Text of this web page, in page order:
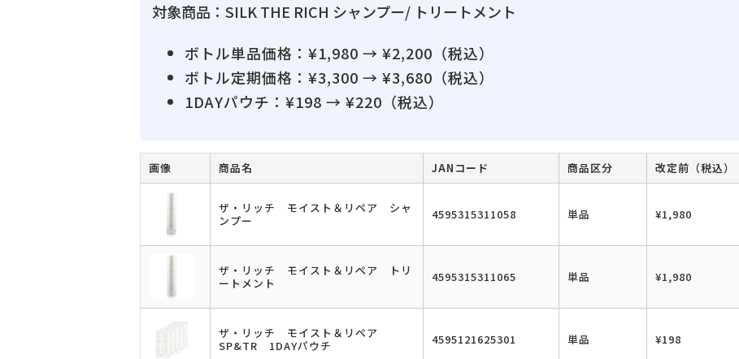
対象商品：SILK THE RICH シャンプー/ トリートメント
ボトル単品価格：¥1,980 → ¥2,200（税込）
ボトル定期価格：¥3,300 → ¥3,680（税込）
1DAYパウチ：¥198 → ¥220（税込）
画像 商品名 JANコード 商品区分 改定前（税込）
ザ・リッチ モイスト＆リペア シャ
ンプー
4595315311058 単品 ¥1,980
ザ・リッチ モイスト＆リペア トリ
ートメント
4595315311065 単品 ¥1,980
ザ・リッチ モイスト＆リペア
SP&TR 1DAYパウチ
4595121625301 単品 ¥198